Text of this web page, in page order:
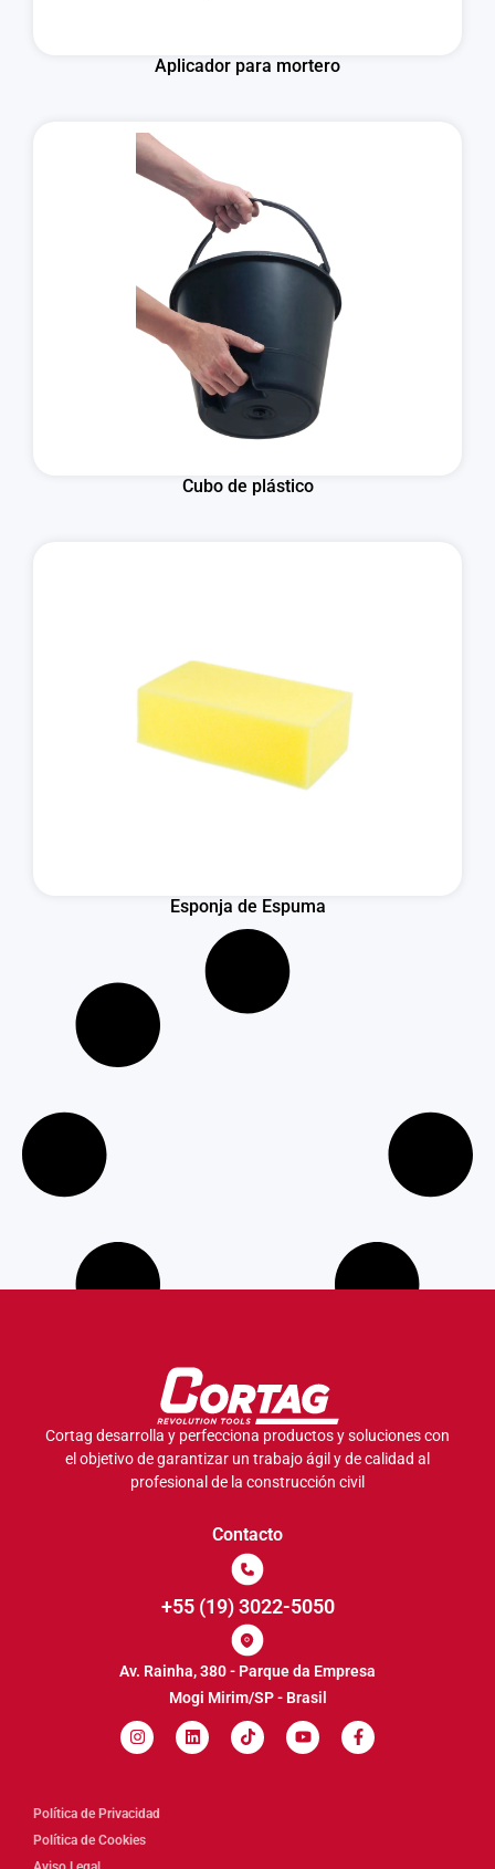
Aplicador para mortero
Cubo de plástico
Esponja de Espuma
Cortag desarrolla y perfecciona productos y soluciones con
el objetivo de garantizar un trabajo ágil y de calidad al
profesional de la construcción civil
Contacto
+55 (19) 3022-5050
Av. Rainha, 380 - Parque da Empresa
Mogi Mirim/SP - Brasil
Política de Privacidad
Política de Cookies